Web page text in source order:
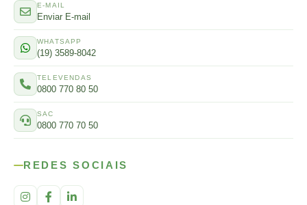
E-MAIL
Enviar E-mail
WHATSAPP
(19) 3589-8042
TELEVENDAS
0800 770 80 50
SAC
0800 770 70 50
REDES SOCIAIS